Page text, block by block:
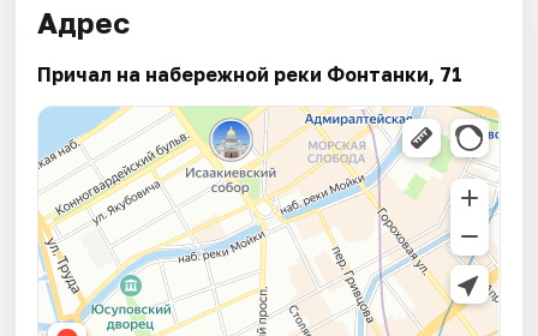
Адрес
Причал на набережной реки Фонтанки, 71